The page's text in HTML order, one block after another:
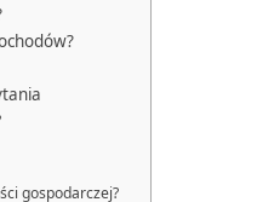
gospodarczej?